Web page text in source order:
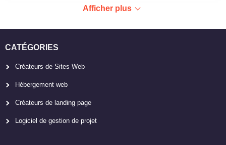
Afficher plus
CATÉGORIES
Créateurs de Sites Web
Hébergement web
Créateurs de landing page
Logiciel de gestion de projet